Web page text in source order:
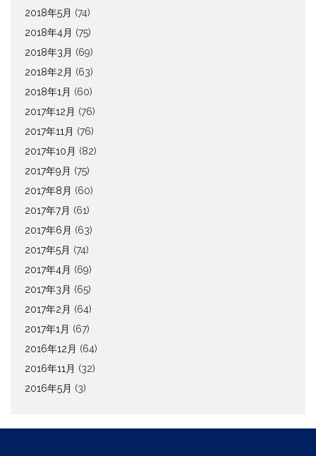
2018年5月 (74)
2018年4月 (75)
2018年3月 (69)
2018年2月 (63)
2018年1月 (60)
2017年12月 (76)
2017年11月 (76)
2017年10月 (82)
2017年9月 (75)
2017年8月 (60)
2017年7月 (61)
2017年6月 (63)
2017年5月 (74)
2017年4月 (69)
2017年3月 (65)
2017年2月 (64)
2017年1月 (67)
2016年12月 (64)
2016年11月 (32)
2016年5月 (3)